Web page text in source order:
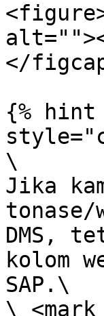
</
{% hint
\
Jika
DMS,
kolom
SAP.\
\